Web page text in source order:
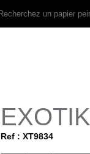
EXOTIK
Ref : XT9834